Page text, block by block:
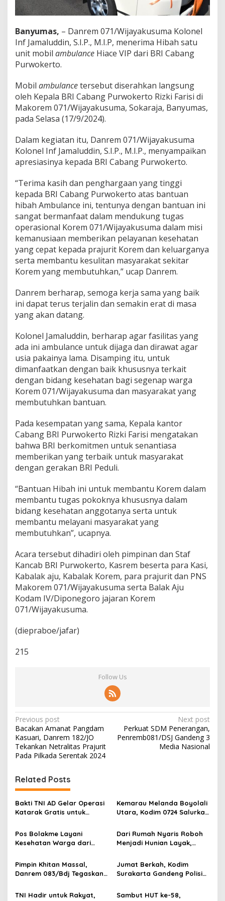
S
a
g
a
t
M
b
a
n
t
u
p
e
r
a
i
o
n
a
l
K
o
e
0
1
/
a
y
a
k
u
s
u
m
d
i
B
i
d
a
g
K
e
m
a
n
u
i
a
a
n
!
Banyumas, – Danrem 071/Wijayakusuma Kolonel
Inf Jamaluddin, S.I.P., M.I.P, menerima Hibah satu
unit mobil ambulance Hiace VIP dari BRI Cabang
Purwokerto.
Mobil ambulancetersebut diserahkan langsung
oleh Kepala BRI Cabang Purwokerto Rizki Farisi di
Makorem 071/Wijayakusuma, Sokaraja, Banyumas,
pada Selasa (17/9/2024).
Dalam kegiatan itu, Danrem 071/Wijayakusuma
Kolonel Inf Jamaluddin, S.I.P., M.I.P., menyampaikan
apresiasinya kepada BRI Cabang Purwokerto.
“Terima kasih dan penghargaan yang tinggi
kepada BRI Cabang Purwokerto atas bantuan
hibah Ambulance ini, tentunya dengan bantuan ini
sangat bermanfaat dalam mendukung tugas
operasional Korem 071/Wijayakusuma dalam misi
kemanusiaan memberikan pelayanan kesehatan
yang cepat kepada prajurit Korem dan keluarganya
serta membantu kesulitan masyarakat sekitar
Korem yang membutuhkan,” ucap Danrem.
Danrem berharap, semoga kerja sama yang baik
ini dapat terus terjalin dan semakin erat di masa
yang akan datang.
Kolonel Jamaluddin, berharap agar fasilitas yang
ada ini ambulance untuk dijaga dan dirawat agar
usia pakainya lama. Disamping itu, untuk
dimanfaatkan dengan baik khususnya terkait
dengan bidang kesehatan bagi segenap warga
Korem 071/Wijayakusuma dan masyarakat yang
membutuhkan bantuan.
Pada kesempatan yang sama, Kepala kantor
Cabang BRI Purwokerto Rizki Farisi mengatakan
bahwa BRI berkomitmen untuk senantiasa
memberikan yang terbaik untuk masyarakat
dengan gerakan BRI Peduli.
“Bantuan Hibah ini untuk membantu Korem dalam
membantu tugas pokoknya khususnya dalam
bidang kesehatan anggotanya serta untuk
membantu melayani masyarakat yang
membutuhkan”, ucapnya.
Acara tersebut dihadiri oleh pimpinan dan Staf
Kancab BRI Purwokerto, Kasrem beserta para Kasi,
Kabalak aju, Kabalak Korem, para prajurit dan PNS
Makorem 071/Wijayakusuma serta Balak Aju
Kodam IV/Diponegoro jajaran Korem
071/Wijayakusuma.
(diepraboe/jafar)
215
Follow Us
P
o
s
n
a
v
g
a
t
i
o
Previous post
Bacakan Amanat Pangdam
Kasuari, Danrem 182/JO
Tekankan Netralitas Prajurit
Pada Pilkada Serentak 2024
Next post
Perkuat SDM Penerangan,
Penremb081/DSJ Gandeng 3
Media Nasional
Related Posts
Bakti TNI AD Gelar Operasi
Katarak Gratis untuk
Kemarau Melanda Boyolali
Utara, Kodim 0724 Salurkan
Pos Bolakme Layani
Kesehatan Warga dari
Pegunungan
Dari Rumah Nyaris Roboh
Menjadi Hunian Layak,
Wujudkan Harapan Ibu Feri
Pimpin Khitan Massal,
Danrem 083/Bdj Tegaskan
Jumat Berkah, Kodim
Surakarta Gandeng Polisi
Gratis untuk Warga
TNI Hadir untuk Rakyat,
Sambut HUT ke-58,